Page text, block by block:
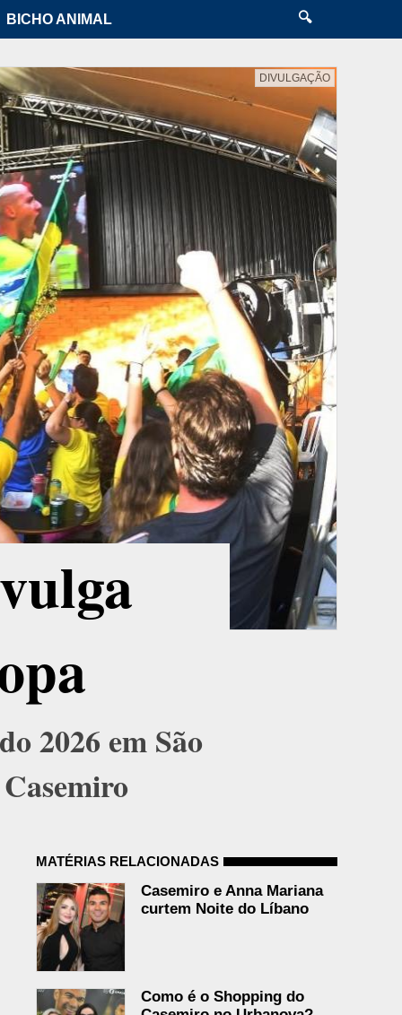
BICHO ANIMAL 🔍
DIVULGAÇÃO
2026 em São
MATÉRIAS RELACIONADAS
Casemiro e Anna Mariana
curtem Noite do Líbano
Como é o Shopping do